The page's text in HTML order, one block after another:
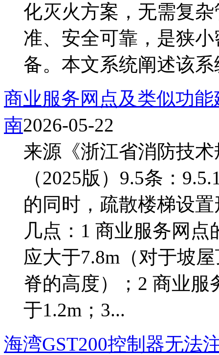
化灭火方案，无需复
准、安全可靠，是狭
备。本文系统阐述该系
商业服务网点及类似功
南2026-05-22
来源《浙江省消防技
（2025版）9.5条：
的同时，疏散楼梯设
几点：1 商业服务网
应大于7.8m（对于坡
脊的高度）；2 商业
于1.2m；3...
海湾GST200控制器无法